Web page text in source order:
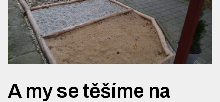
A my se těšíme na